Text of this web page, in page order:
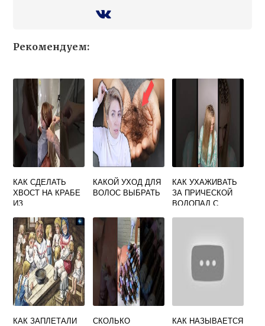
Рекомендуем:
КАК СДЕЛАТЬ
ХВОСТ НА КРАБЕ
ИЗ
ВОЛОС
КАКОЙ УХОД ДЛЯ
ВОЛОС ВЫБРАТЬ
КАК УХАЖИВАТЬ
ЗА ПРИЧЕСКОЙ
ВОДОПАД С
КАК ЗАПЛЕТАЛИ
СКОЛЬКО
КАК НАЗЫВАЕТСЯ